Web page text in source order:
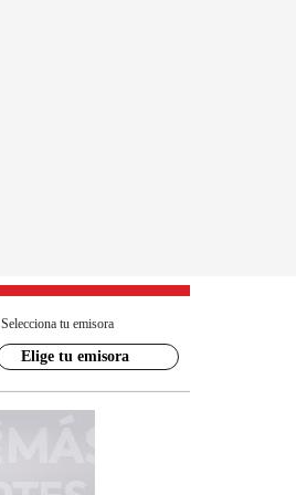
Selecciona tu emisora
Elige tu emisora